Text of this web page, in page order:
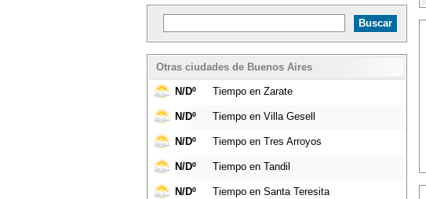
Otras ciudades de Buenos Aires
N/Dº Tiempo en Zarate
N/Dº Tiempo en Villa Gesell
N/Dº Tiempo en Tres Arroyos
N/Dº Tiempo en Tandil
N/Dº Tiempo en Santa Teresita